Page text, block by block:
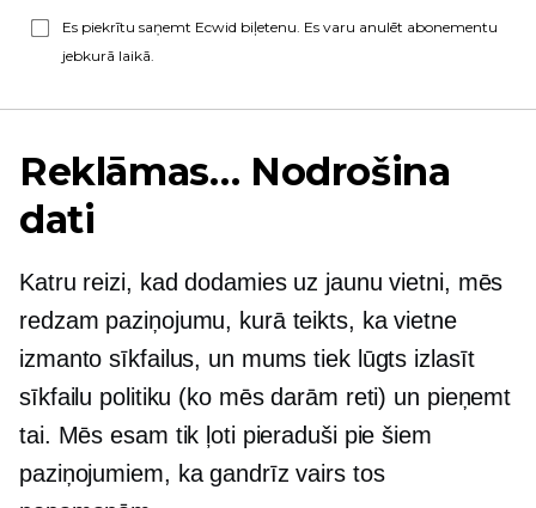
Es piekrītu saņemt Ecwid biļetenu. Es varu anulēt abonementu
jebkurā laikā.
Reklāmas… Nodrošina
dati
Katru reizi, kad dodamies uz jaunu vietni, mēs
redzam paziņojumu, kurā teikts, ka vietne
izmanto sīkfailus, un mums tiek lūgts izlasīt
sīkfailu politiku (ko mēs darām reti) un pieņemt
tai. Mēs esam tik ļoti pieraduši pie šiem
paziņojumiem, ka gandrīz vairs tos